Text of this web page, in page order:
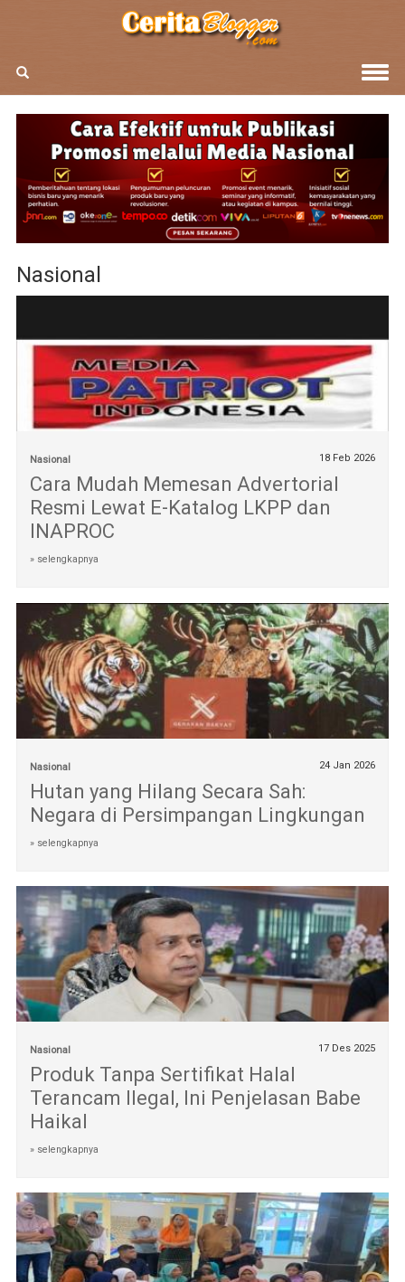
Nasional
Nasional 18 Feb 2026
Cara Mudah Memesan Advertorial
Resmi Lewat E-Katalog LKPP dan
INAPROC
» selengkapnya
Nasional 24 Jan 2026
Hutan yang Hilang Secara Sah:
Negara di Persimpangan Lingkungan
» selengkapnya
Nasional 17 Des 2025
Produk Tanpa Sertifikat Halal
Terancam Ilegal, Ini Penjelasan Babe
Haikal
» selengkapnya